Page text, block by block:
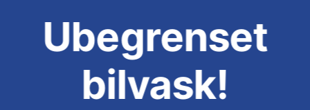
Ubegrenset
bilvask!